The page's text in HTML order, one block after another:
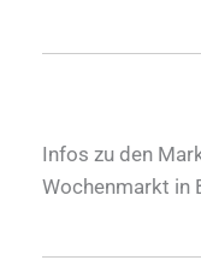
Infos zu den
Wochenmarkt in